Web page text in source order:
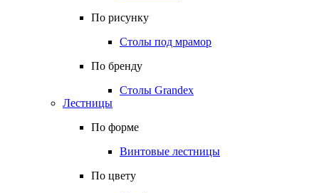
По рисунку
Столы под мрамор
По бренду
Столы Grandex
Лестницы
По форме
Винтовые лестницы
По цвету